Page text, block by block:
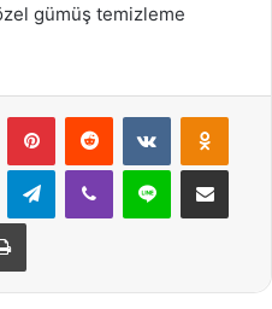
gümüş temizleme
PinterestReddit VKontakte
TelegramViber Line E-Posta ile
Yazdır